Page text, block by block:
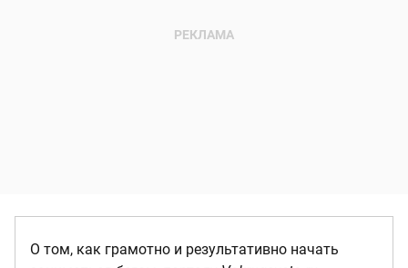
О том, как грамотно и результативно начать